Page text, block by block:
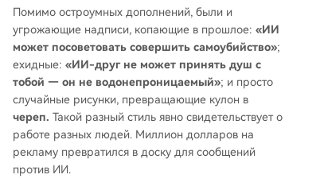
Помимо остроумных дополнений, были и
угрожающие надписи, копающие в прошлое: «ИИ
может посоветовать совершить самоубийство»;
ехидные: «ИИ-друг не может принять душ с
тобой — он не водонепроницаемый»; и просто
случайные рисунки, превращающие кулон в
череп. Такой разный стиль явно свидетельствует о
работе разных людей. Миллион долларов на
рекламу превратился в доску для сообщений
против ИИ.